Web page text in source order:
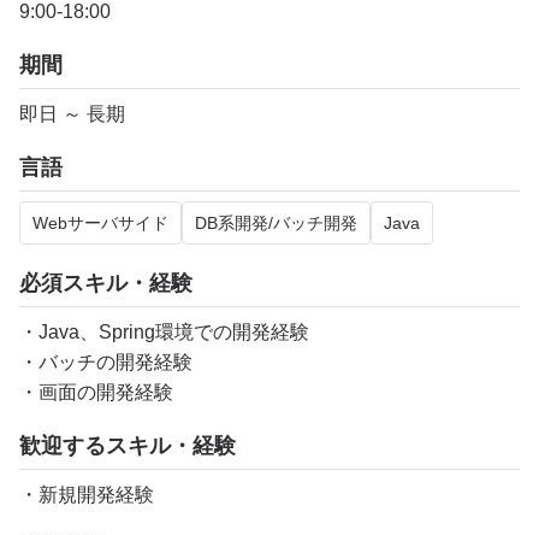
9:00‐18:00
期間
即日 ～ 長期
言語
Webサーバサイド DB系開発/バッチ開発 Java
必須スキル・経験
・Java、Spring環境での開発経験
・バッチの開発経験
・画面の開発経験
歓迎するスキル・経験
・新規開発経験